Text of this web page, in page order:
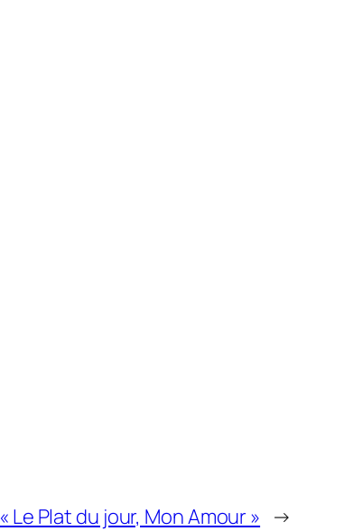
« Le Plat du jour, Mon Amour » →